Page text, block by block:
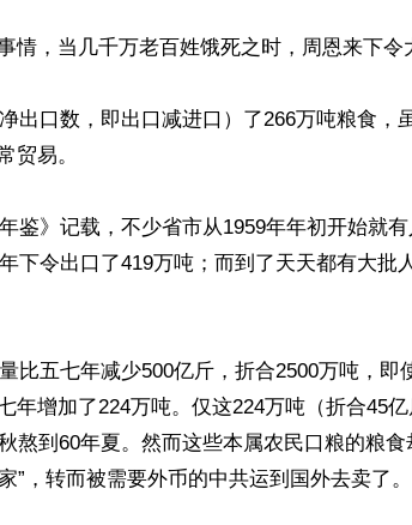
情，当几千万老百姓饿死之时，周恩来下令
出口数，即出口减进口）了266万吨粮食，
贸易。
鉴》记载，不少省市从1959年年初开始就
下令出口了419万吨；而到了天天都有大批
比五七年减少500亿斤，折合2500万吨，即
年增加了224万吨。仅这224万吨（折合45
熬到60年夏。然而这些本属农民口粮的粮
”，转而被需要外币的中共运到国外去卖了。